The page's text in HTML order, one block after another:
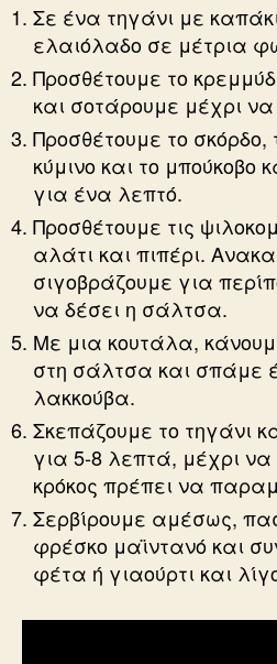
Σε ένα τηγάνι με
ελαιόλαδο σε μέτρια
Προσθέτουμε το
και σοτάρουμε μέχρι
Προσθέτουμε το σκόρδο,
κύμινο και το μπούκοβο
για ένα λεπτό.
Προσθέτουμε τις
αλάτι και πιπέρι.
σιγοβράζουμε για
να δέσει η σάλτσα.
Με μια κουτάλα,
στη σάλτσα και σπάμε
λακκούβα.
Σκεπάζουμε το τηγάνι
για 5-8 λεπτά, μέχρι
κρόκος πρέπει να
Σερβίρουμε αμέσως,
φρέσκο μαϊντανό και
φέτα ή γιαούρτι και